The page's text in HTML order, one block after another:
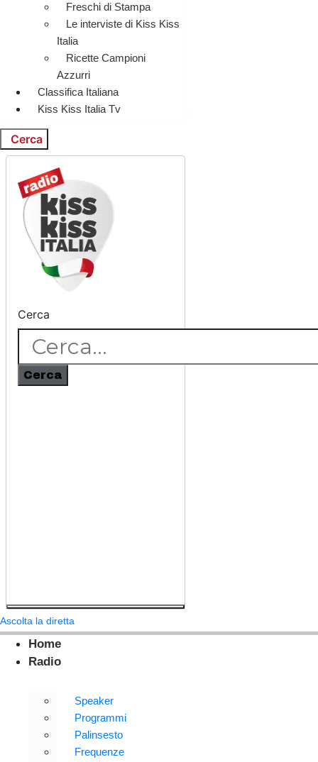
Freschi di Stampa
Le interviste di Kiss Kiss
Italia
Ricette Campioni
Azzurri
Classifica Italiana
Kiss Kiss Italia Tv
Cerca
Cerca
Cerca
Ascolta la diretta
Home
Radio
Speaker
Programmi
Palinsesto
Frequenze